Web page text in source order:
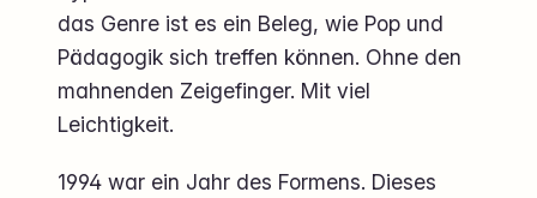
das Genre ist es ein Beleg, wie Pop und
Pädagogik sich treffen können. Ohne den
mahnenden Zeigefinger. Mit viel
Leichtigkeit.
1994 war ein Jahr des Formens. Dieses